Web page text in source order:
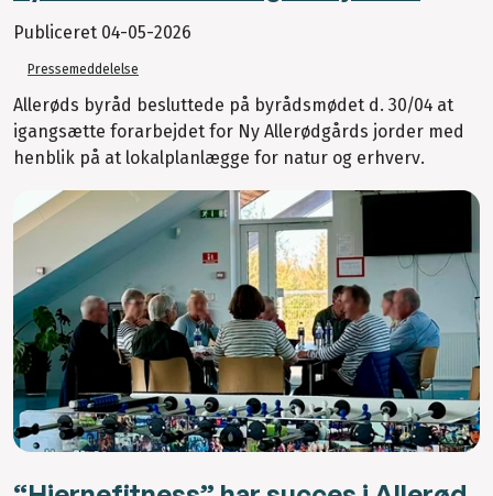
Publiceret 04-05-2026
Pressemeddelelse
Allerøds byråd besluttede på byrådsmødet d. 30/04 at
igangsætte forarbejdet for Ny Allerødgårds jorder med
henblik på at lokalplanlægge for natur og erhverv.